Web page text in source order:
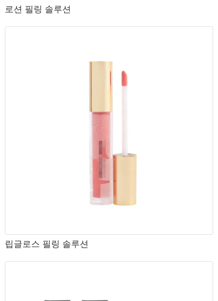
로션 필링 솔루션
립글로스 필링 솔루션